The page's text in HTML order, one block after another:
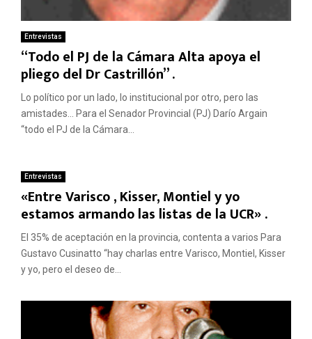
Entrevistas
“Todo el PJ de la Cámara Alta apoya el
pliego del Dr Castrillón” .
Lo político por un lado, lo institucional por otro, pero las
amistades… Para el Senador Provincial (PJ) Darío Argain
“todo el PJ de la Cámara...
Entrevistas
«Entre Varisco , Kisser, Montiel y yo
estamos armando las listas de la UCR» .
El 35% de aceptación en la provincia, contenta a varios Para
Gustavo Cusinatto “hay charlas entre Varisco, Montiel, Kisser
y yo, pero el deseo de...